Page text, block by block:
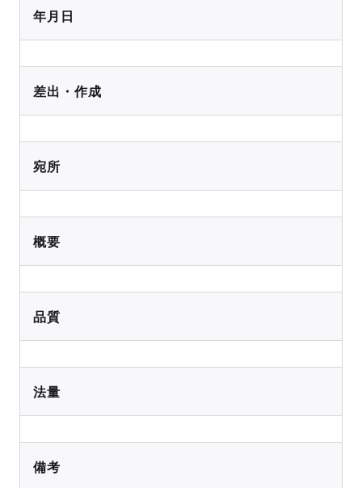
年月日
差出・作成
宛所
概要
品質
法量
備考